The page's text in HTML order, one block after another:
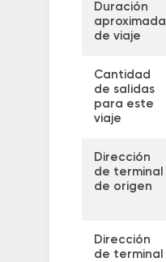
Duración
aproximada
de viaje
Cantidad
de salidas
para este
viaje
Dirección
de terminal
de origen
Dirección
de terminal